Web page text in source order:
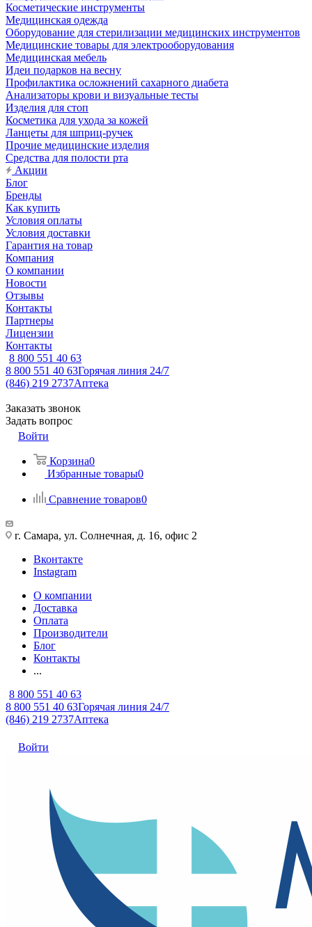
Косметические инструменты
Медицинская одежда
Оборудование для стерилизации медицинских инструментов
Медицинские товары для электрооборудования
Медицинская мебель
Идеи подарков на весну
Профилактика осложнений сахарного диабета
Анализаторы крови и визуальные тесты
Изделия для стоп
Косметика для ухода за кожей
Ланцеты для шприц-ручек
Прочие медицинские изделия
Средства для полости рта
Акции
Блог
Бренды
Как купить
Условия оплаты
Условия доставки
Гарантия на товар
Компания
О компании
Новости
Отзывы
Контакты
Партнеры
Лицензии
Контакты
8 800 551 40 63
8 800 551 40 63Горячая линия 24/7
(846) 219 2737Аптека
Заказать звонок
Задать вопрос
Войти
Корзина0
Избранные товары0
Сравнение товаров0
г. Самара, ул. Солнечная, д. 16, офис 2
Вконтакте
Instagram
О компании
Доставка
Оплата
Производители
Блог
Контакты
...
8 800 551 40 63
8 800 551 40 63Горячая линия 24/7
(846) 219 2737Аптека
Войти